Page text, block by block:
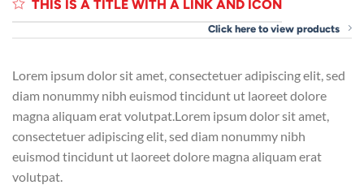
THIS IS A TITLE WITH A LINK AND ICON
Click here to view products
Lorem ipsum dolor sit amet, consectetuer adipiscing elit, sed
diam nonummy nibh euismod tincidunt ut laoreet dolore
magna aliquam erat volutpat.Lorem ipsum dolor sit amet,
consectetuer adipiscing elit, sed diam nonummy nibh
euismod tincidunt ut laoreet dolore magna aliquam erat
volutpat.